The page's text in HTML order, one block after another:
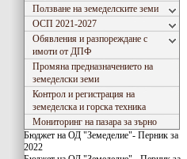
Ползване на земеделските земи
ОСП 2021-2027
Обявления и разпореждане с
имоти от ДПФ
Промяна предназначението на
земеделски земи
Контрол и регистрация на
земеделска и горска техника
Мониторинг на пазара за зърно
Бюджет на ОД "Земеделие"- Перник за
2022